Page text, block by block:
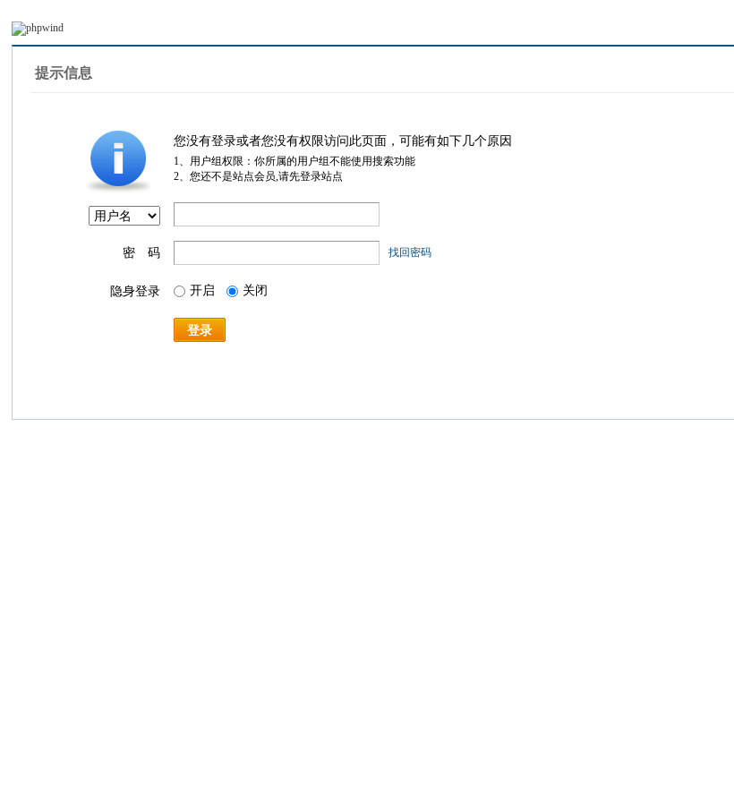
提示信息
您没有登录或者您没有权限访问此页面，可能有如下几个原因
1、用户组权限：你所属的用户组不能使用搜索功能
2、您还不是站点会员,请先登录站点
密 码 找回密码
隐身登录 开启 关闭
登录